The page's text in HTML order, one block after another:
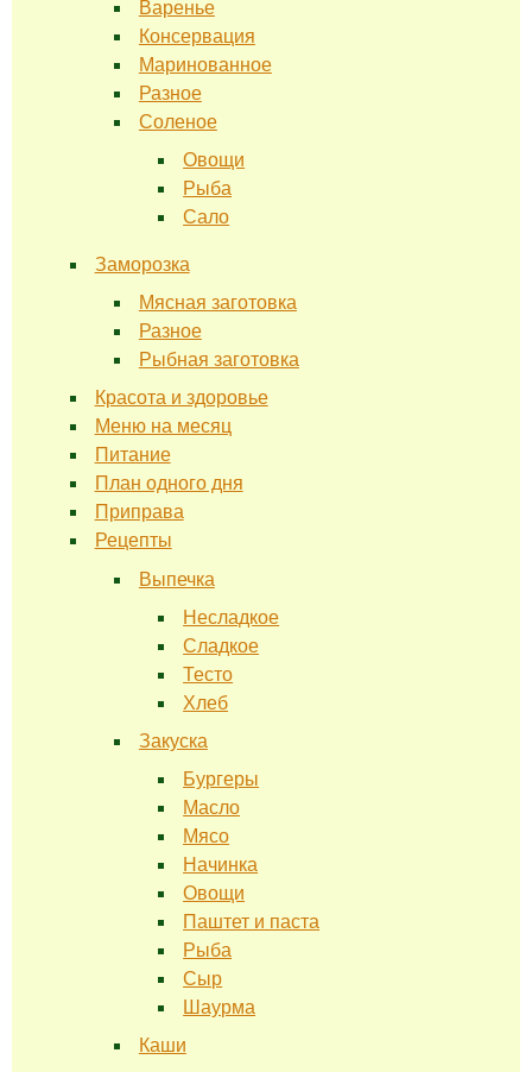
Варенье
Консервация
Маринованное
Разное
Соленое
Овощи
Рыба
Сало
Заморозка
Мясная заготовка
Разное
Рыбная заготовка
Красота и здоровье
Меню на месяц
Питание
План одного дня
Приправа
Рецепты
Выпечка
Несладкое
Сладкое
Тесто
Хлеб
Закуска
Бургеры
Масло
Мясо
Начинка
Овощи
Паштет и паста
Рыба
Сыр
Шаурма
Каши